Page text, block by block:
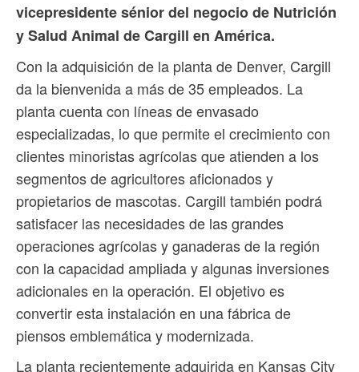
vicepresidente sénior del negocio de Nutrición
y Salud Animal de Cargill en América.
Con la adquisición de la planta de Denver, Cargill
da la bienvenida a más de 35 empleados. La
planta cuenta con líneas de envasado
especializadas, lo que permite el crecimiento con
clientes minoristas agrícolas que atienden a los
segmentos de agricultores aficionados y
propietarios de mascotas. Cargill también podrá
satisfacer las necesidades de las grandes
operaciones agrícolas y ganaderas de la región
con la capacidad ampliada y algunas inversiones
adicionales en la operación. El objetivo es
convertir esta instalación en una fábrica de
piensos emblemática y modernizada.
La planta recientemente adquirida en Kansas City